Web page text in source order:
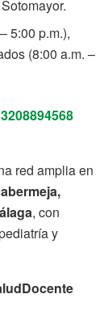
5:00 p.m.),
(8:00 a.m. –
3208894568
red amplia en
, con
y